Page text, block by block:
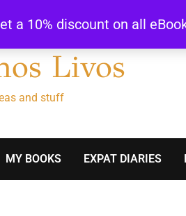
a 10% discount on all
Livos
and stuff
MY BOOKS EXPAT DIARIES